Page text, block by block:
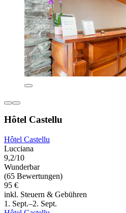
Hôtel Castellu
Hôtel Castellu
Lucciana
9,2/10
Wunderbar
(65 Bewertungen)
95 €
inkl. Steuern & Gebühren
1. Sept.–2. Sept.